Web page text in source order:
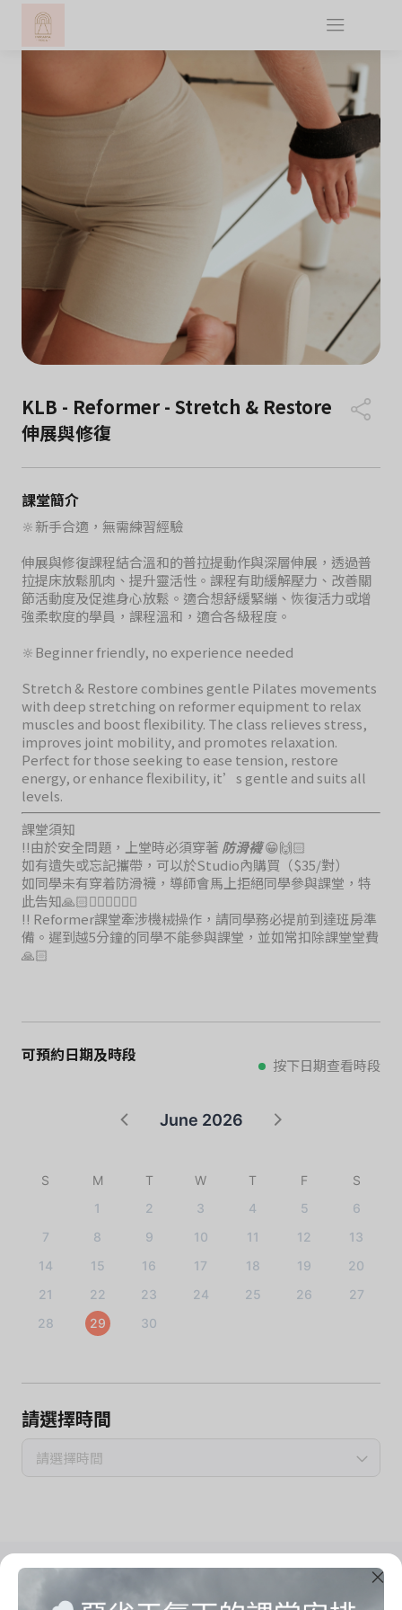
KLB - Reformer - Stretch & Restore
伸展與修復
課堂簡介
🔆新手合適，無需練習經驗
伸展與修復課程結合溫和的普拉提動作與深層伸展，透過普
拉提床放鬆肌肉、提升靈活性。課程有助緩解壓力、改善關
節活動度及促進身心放鬆。適合想舒緩緊繃、恢復活力或增
強柔軟度的學員，課程溫和，適合各級程度。
🔆Beginner friendly, no experience needed
Stretch & Restore combines gentle Pilates movements
with deep stretching on reformer equipment to relax
muscles and boost flexibility. The class relieves stress,
improves joint mobility, and promotes relaxation.
Perfect for those seeking to ease tension, restore
energy, or enhance flexibility, it’s gentle and suits all
levels.
課堂須知
‼️由於安全問題，上堂時必須穿著 防滑襪😁🙌🏻
如有遺失或忘記攜帶，可以於Studio內購買（$35/對）
如同學未有穿着防滑襪，導師會馬上拒絕同學參與課堂，特
此告知🙏🏻🙇🏻‍♀️🙇🏻‍♀️
‼️ Reformer課堂牽涉機械操作，請同學務必提前到達班房準
備。遲到越5分鐘的同學不能參與課堂，並如常扣除課堂堂費
🙏🏻
可預約日期及時段 按下日期查看時段
June 2026
S M T W T F
S
1
2 3 4 5
6
7
8 9 10 11 12
13
14
15 16 17 18 19
20
21
22 23 24 25 26
27
28
29 30
請選擇時間
請選擇時間
Imrama Yoga Studio
把心思留給自己